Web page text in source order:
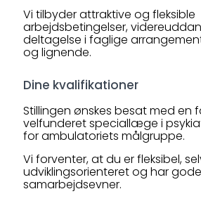
Vi tilbyder attraktive og fleksible
arbejdsbetingelser,
deltagelse i faglige
og lignende.
Dine kvalifikationer
Stillingen ønskes besat med en
velfunderet speciallæge i
for ambulatoriets målgruppe.
Vi forventer, at du er fleksibel,
udviklingsorienteret og har gode
samarbejdsevner.